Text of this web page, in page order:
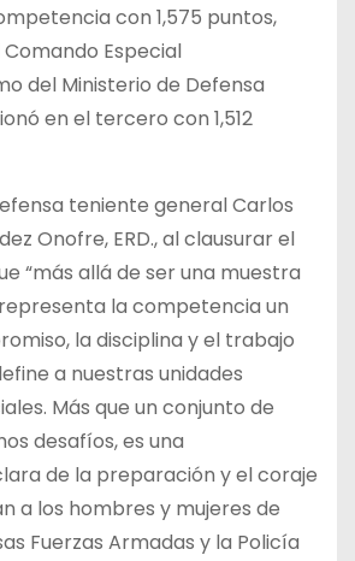
con 1,575 puntos,
Especial
del Ministerio de Defensa
en el tercero con 1,512
teniente general Carlos
Onofre, ERD., al clausurar el
“más allá de ser una muestra
la competencia un
la disciplina y el trabajo
a nuestras unidades
Más que un conjunto de
desafíos, es una
de la preparación y el coraje
a los hombres y mujeres de
Fuerzas Armadas y la Policía